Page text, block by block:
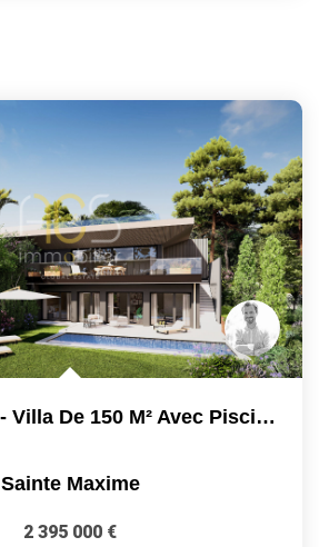
Sainte-Maxime - Villa De 150 M² Avec Piscine Privative Et...
Sainte Maxime
2 395 000 €